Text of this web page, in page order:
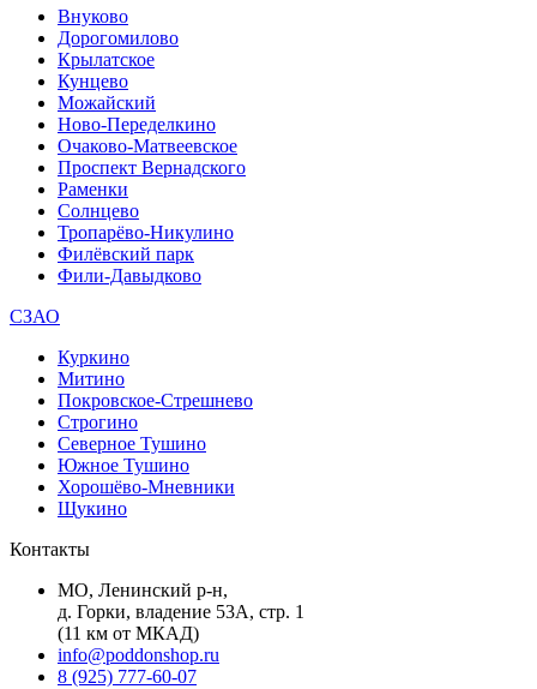
Внуково
Дорогомилово
Крылатское
Кунцево
Можайский
Ново-Переделкино
Очаково-Матвеевское
Проспект Вернадского
Раменки
Солнцево
Тропарёво-Никулино
Филёвский парк
Фили-Давыдково
СЗАО
Куркино
Митино
Покровское-Стрешнево
Строгино
Северное Тушино
Южное Тушино
Хорошёво-Мневники
Щукино
Контакты
МО, Ленинский р-н,
д. Горки, владение 53А, стр. 1
(11 км от МКАД)
info@poddonshop.ru
8 (925) 777-60-07